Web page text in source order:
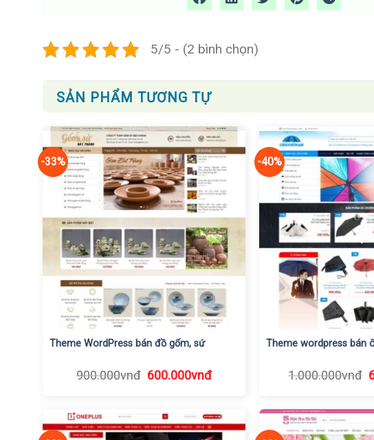
5/5 - (2 bình chọn)
SẢN PHẨM TƯƠNG TỰ
-33%
Theme WordPress bán đồ gốm, sứ
900.000vnđ Giá
900.000vnđ.
600.000vnđGiá
là:
600.000vnđ.
-40%
Theme wordpress bán
1.000.000vnđ